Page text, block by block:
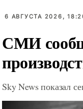
6 АВГУСТА 2026,
СМИ
Sky News показал